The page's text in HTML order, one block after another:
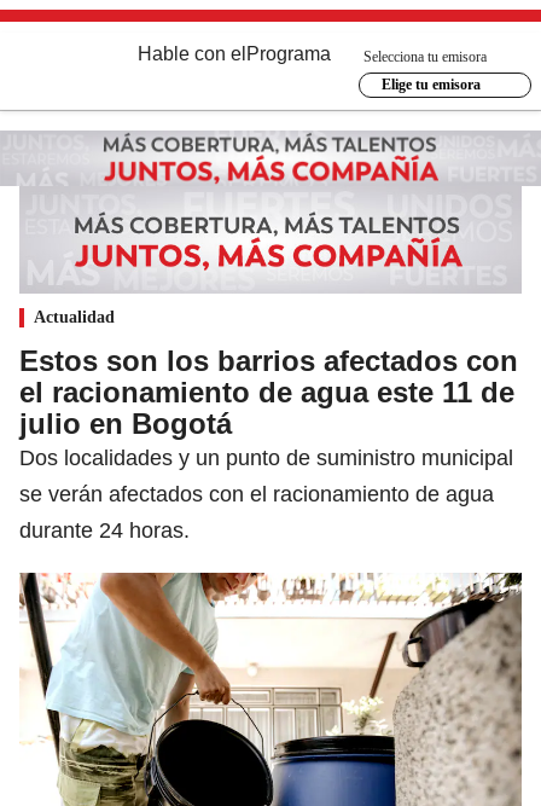
Hable con el Programa
Selecciona tu emisora
Elige tu emisora
Actualidad
Estos son los barrios afectados con
el racionamiento de agua este 11 de
julio en Bogotá
Dos localidades y un punto de suministro municipal
se verán afectados con el racionamiento de agua
durante 24 horas.